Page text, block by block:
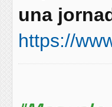
una
https://